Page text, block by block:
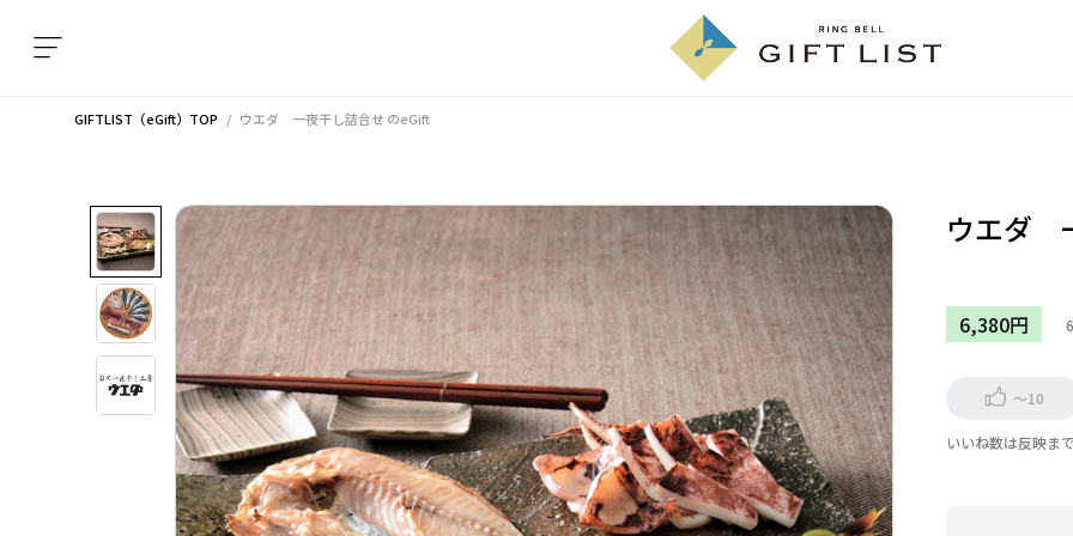
GIFTLIST（eGift）TOP ウエダ 一夜干し詰合せ のeGift
ウエダ
6,380円
～10
いいね数は反映ま